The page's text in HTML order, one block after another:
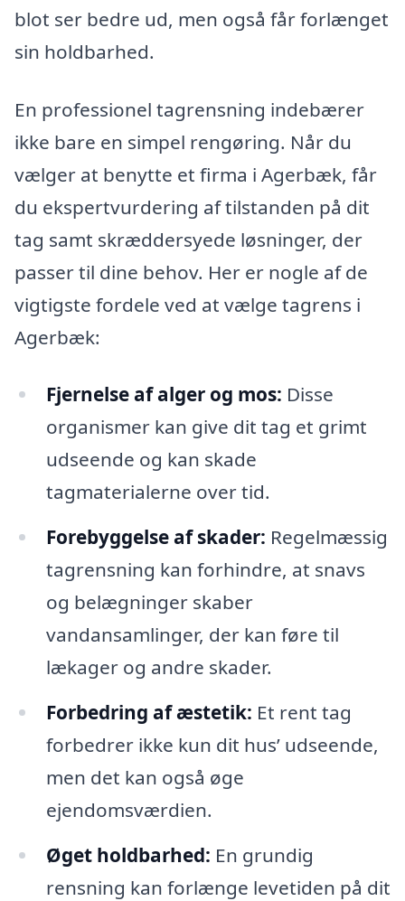
blot ser bedre ud, men også får forlænget
sin holdbarhed.
En professionel tagrensning indebærer
ikke bare en simpel rengøring. Når du
vælger at benytte et firma i Agerbæk, får
du ekspertvurdering af tilstanden på dit
tag samt skræddersyede løsninger, der
passer til dine behov. Her er nogle af de
vigtigste fordele ved at vælge tagrens i
Agerbæk:
Fjernelse af alger og mos: Disse
organismer kan give dit tag et grimt
udseende og kan skade
tagmaterialerne over tid.
Forebyggelse af skader: Regelmæssig
tagrensning kan forhindre, at snavs
og belægninger skaber
vandansamlinger, der kan føre til
lækager og andre skader.
Forbedring af æstetik: Et rent tag
forbedrer ikke kun dit hus’ udseende,
men det kan også øge
ejendomsværdien.
Øget holdbarhed: En grundig
rensning kan forlænge levetiden på dit